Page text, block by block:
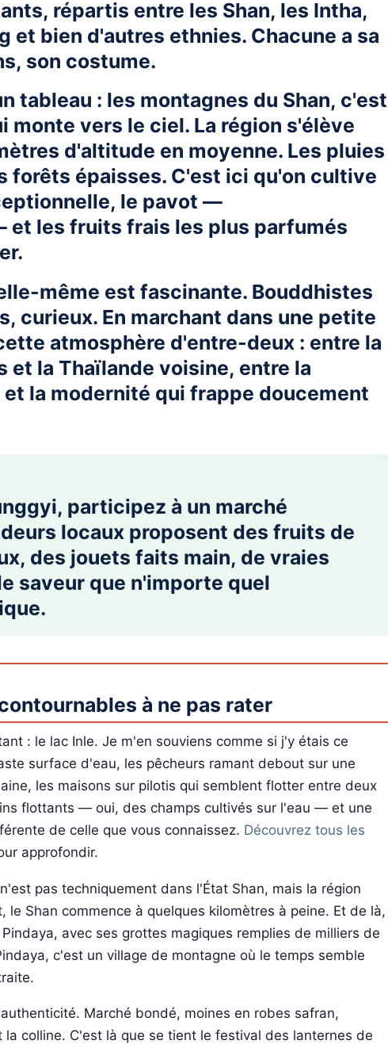
répartis entre les Shan, les Intha,
et bien d'autres ethnies. Chacune a sa
son costume.
tableau : les montagnes du Shan, c'est
monte vers le ciel. La région s'élève
d'altitude en moyenne. Les pluies
forêts épaisses. C'est ici qu'on cultive
le pavot —
et les fruits frais les plus parfumés
même est fascinante. Bouddhistes
curieux. En marchant dans une petite
atmosphère d'entre-deux : entre la
et la Thaïlande voisine, entre la
la modernité qui frappe doucement
participez à un marché
locaux proposent des fruits de
des jouets faits main, de vraies
saveur que n'importe quel
à ne pas rater
: le lac Inle. Je m'en souviens comme si j'y étais ce
surface d'eau, les pêcheurs ramant debout sur une
les maisons sur pilotis qui semblent flotter entre deux
flottants — oui, des champs cultivés sur l'eau — et une
de celle que vous connaissez. Découvrez tous les
approfondir.
pas techniquement dans l'État Shan, mais la région
le Shan commence à quelques kilomètres à peine. Et de là,
avec ses grottes magiques remplies de milliers de
c'est un village de montagne où le temps semble
Marché bondé, moines en robes safran,
la colline. C'est là que se tient le festival des lanternes de